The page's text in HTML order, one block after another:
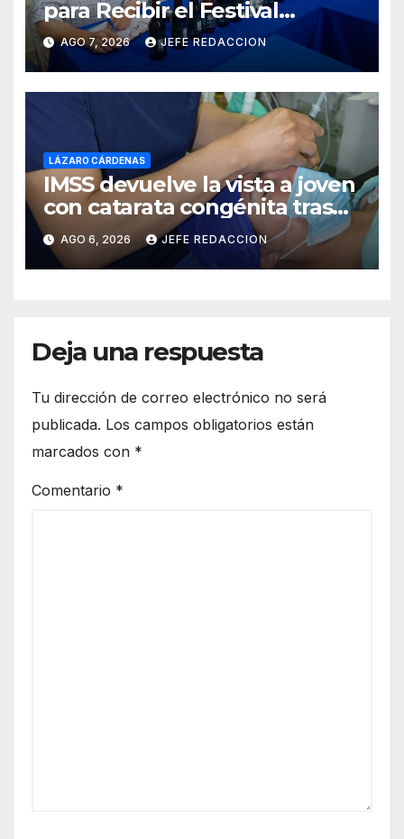
para Recibir el Festival
Internacional de la Cerveza
Costa de Michoacán 2026
AGO 7, 2026 JEFE REDACCION
LÁZARO CÁRDENAS
IMSS devuelve la vista a joven
con catarata congénita tras
23 años de limitación visual
AGO 6, 2026 JEFE REDACCION
Deja una respuesta
Tu dirección de correo electrónico no será
publicada. Los campos obligatorios están
marcados con *
Comentario *